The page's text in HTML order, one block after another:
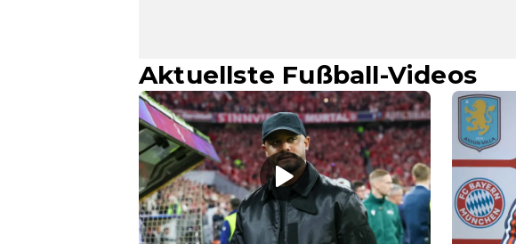
Aktuellste Fußball-Videos